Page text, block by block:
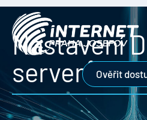
Ověřit
Nastavení
serverů